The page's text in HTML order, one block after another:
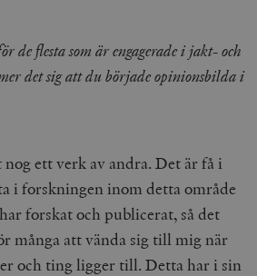
de flesta som är engagerade i jakt- och
det sig att du började opinionsbilda i
ett verk av andra. Det är få i
i forskningen inom detta område
forskat och publicerat, så det
många att vända sig till mig när
och ting ligger till. Detta har i sin